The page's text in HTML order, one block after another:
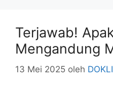
Terjawab!
Mengandung
13 Mei 2025 oleh